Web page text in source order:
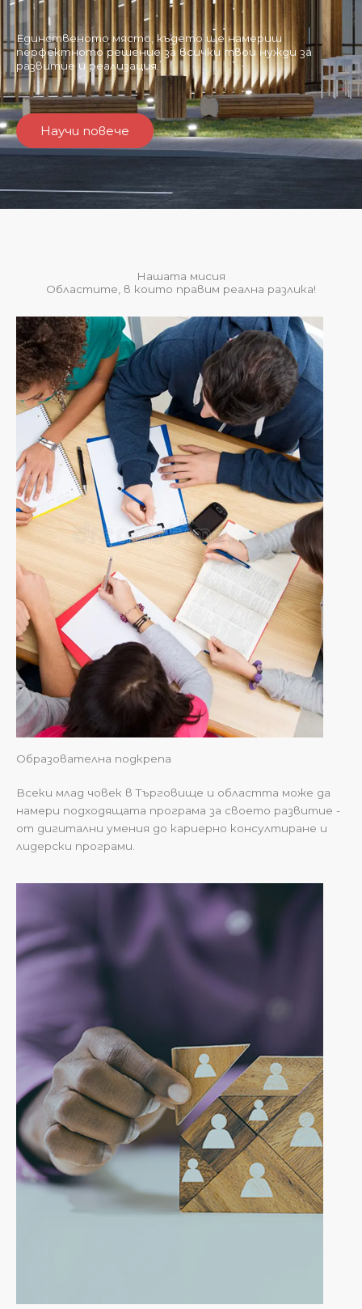
Единственото място, където ще намериш
перфектното решение за всички твои нужди за
развитие и реализация.
Научи повече
Нашата мисия
Областите, в които правим реална разлика!
Образователна подкрепа
Всеки млад човек в Търговище и областта може да
намери подходящата програма за своето развитие -
от дигитални умения до кариерно консултиране и
лидерски програми.